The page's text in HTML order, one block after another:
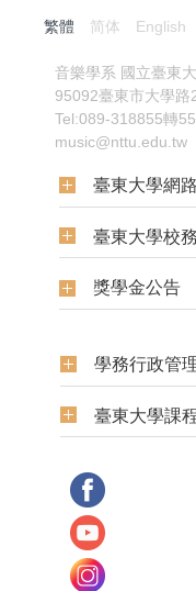
繁體 简体
English
音樂學系 國立臺東
95092臺東市大學
Tel:089-318855轉
music@nttu.edu.tw
臺東大學網
臺東大學校
獎學金公告
學務行政管
臺東大學課